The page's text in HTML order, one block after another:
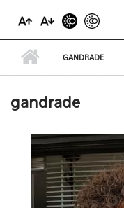
GANDRADE
gandrade